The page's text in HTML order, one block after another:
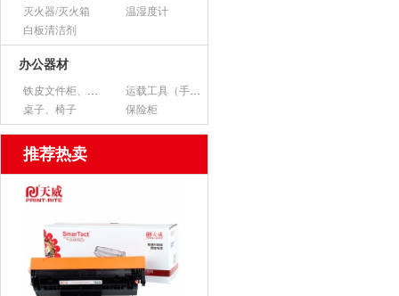
灭火器/灭火箱
温湿度计
白板清洁剂
办公器材
铁皮文件柜、货架
运载工具（手推车、平板车、梯子）
桌子、椅子
保险柜
推荐热卖